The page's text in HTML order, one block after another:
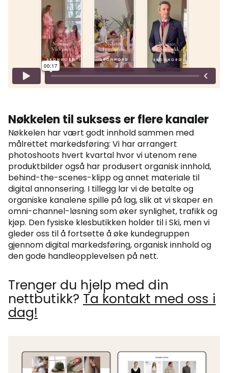
Nøkkelen til suksess er flere kanaler
Nøkkelen har vært godt innhold sammen med
målrettet markedsføring: Vi har arrangert
photoshoots hvert kvartal hvor vi utenom rene
produktbilder også har produsert organisk innhold,
behind-the-scenes-klipp og annet materiale til
digital annonsering. I tillegg lar vi de betalte og
organiske kanalene spille på lag, slik at vi skaper en
omni-channel-løsning som øker synlighet, trafikk og
kjøp. Den fysiske klesbutikken holder til i Ski, men vi
gleder oss til å fortsette å øke kundegruppen
gjennom digital markedsføring, organisk innhold og
den gode handleopplevelsen på nett.
Trenger du hjelp med din
nettbutikk? Ta kontakt med oss i
dag!